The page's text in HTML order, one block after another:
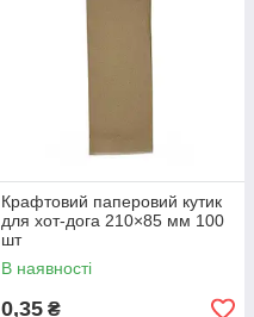
Крафтовий паперовий кутик
для хот-дога 210×85 мм 100
шт
В наявності
0,35 ₴